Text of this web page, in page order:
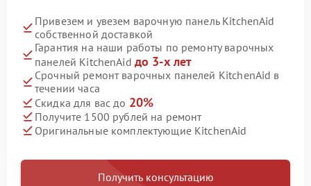
Привезем и увезем варочную панель KitchenAid
собственной доставкой
Гарантия на наши работы по ремонту варочных
панелей KitchenAid до 3-х лет
Срочный ремонт варочных панелей KitchenAid в
течении часа
Скидка для вас до 20%
Получите 1500 рублей на ремонт
Оригинальные комплектующие KitchenAid
Получить консультацию